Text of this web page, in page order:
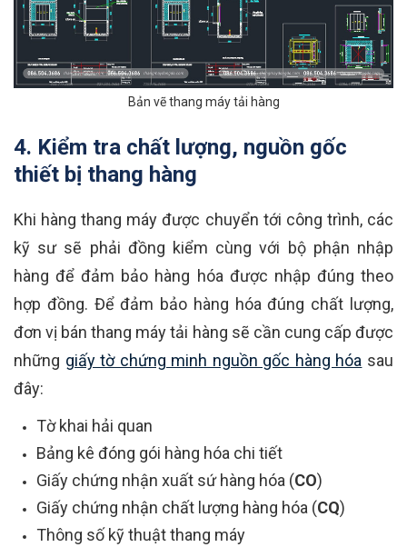
Bản vẽ thang máy tải hàng
4. Kiểm tra chất lượng, nguồn gốc
thiết bị thang hàng
Khi hàng thang máy được chuyển tới công trình, các
kỹ sư sẽ phải đồng kiểm cùng với bộ phận nhập
hàng để đảm bảo hàng hóa được nhập đúng theo
hợp đồng. Để đảm bảo hàng hóa đúng chất lượng,
đơn vị bán thang máy tải hàng sẽ cần cung cấp được
những giấy tờ chứng minh nguồn gốc hàng hóa sau
đây:
Tờ khai hải quan
Bảng kê đóng gói hàng hóa chi tiết
Giấy chứng nhận xuất sứ hàng hóa (CO)
Giấy chứng nhận chất lượng hàng hóa (CQ)
Thông số kỹ thuật thang máy